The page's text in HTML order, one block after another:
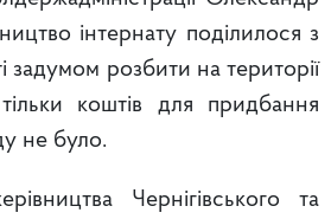
інтернату поділилося з
задумом розбити на території
коштів для придбання
не було.
Чернігівського та